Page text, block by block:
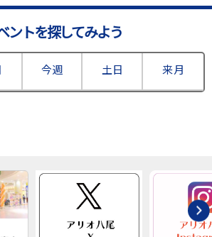
ントを探してみよう
今週 土日 来月